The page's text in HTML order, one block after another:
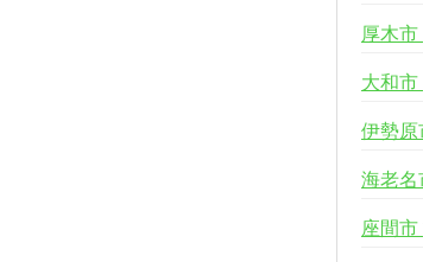
厚木市
大和市
伊勢原
海老名
座間市